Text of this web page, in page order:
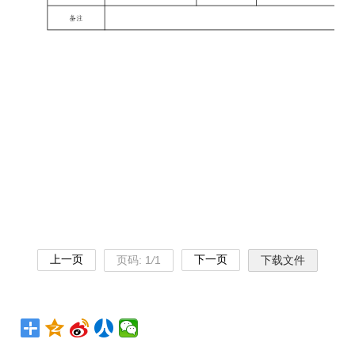
上一页 页码: 1/1 下一页 下载文件